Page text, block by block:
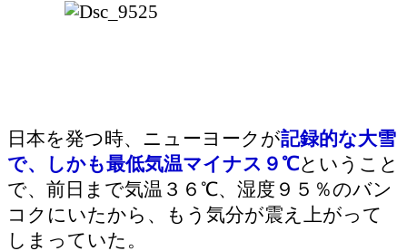
日本を発つ時、ニューヨークが記録的な大雪
で、しかも最低気温マイナス９℃ということ
で、前日まで気温３６℃、湿度９５％のバン
コクにいたから、もう気分が震え上がって
しまっていた。